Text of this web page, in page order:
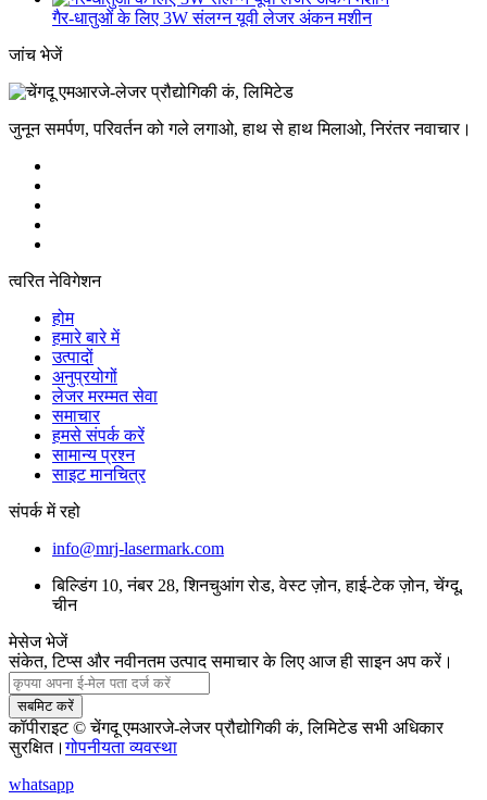
गैर-धातुओं के लिए 3W संलग्न यूवी लेजर अंकन मशीन
जांच भेजें
जुनून समर्पण, परिवर्तन को गले लगाओ, हाथ से हाथ मिलाओ, निरंतर नवाचार।
त्वरित नेविगेशन
होम
हमारे बारे में
उत्पादों
अनुप्रयोगों
लेजर मरम्मत सेवा
समाचार
हमसे संपर्क करें
सामान्य प्रश्न
साइट मानचित्र
संपर्क में रहो
info@mrj-lasermark.com
बिल्डिंग 10, नंबर 28, शिनचुआंग रोड, वेस्ट ज़ोन, हाई-टेक ज़ोन, चेंग्दू,
चीन
मेसेज भेजें
संकेत, टिप्स और नवीनतम उत्पाद समाचार के लिए आज ही साइन अप करें।
सबमिट करें
कॉपीराइट © चेंगदू एमआरजे-लेजर प्रौद्योगिकी कं, लिमिटेड सभी अधिकार
सुरक्षित।गोपनीयता व्यवस्था
whatsapp